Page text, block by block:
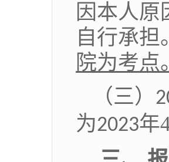
因本人原
自行承担
院为考点
（三）
为2023年